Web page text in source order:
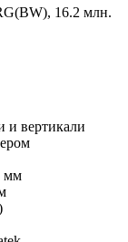
16.2 млн.
и вертикали
мм